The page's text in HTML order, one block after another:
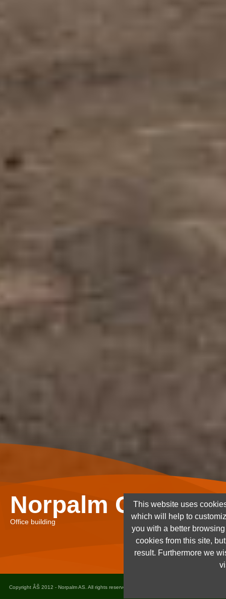
Norpalm Ghana
Office building
Copyright ÂŠ 2012 - Norpalm AS. All rights reserved. Design and implementation
This website uses
which will help to
you with a better
cookies from this site,
result. Furthermore we